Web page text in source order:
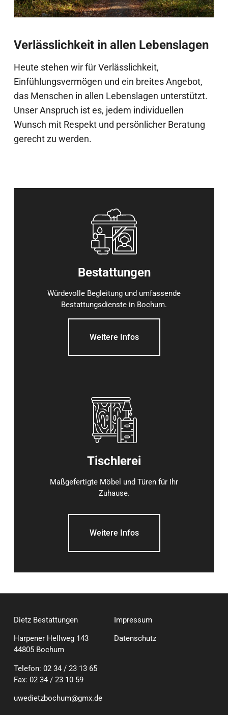
Verlässlichkeit in allen Lebenslagen
Heute stehen wir für Verlässlichkeit,
Einfühlungsvermögen und ein breites Angebot,
das Menschen in allen Lebenslagen unterstützt.
Unser Anspruch ist es, jedem individuellen
Wunsch mit Respekt und persönlicher Beratung
gerecht zu werden.
Bestattungen
Würdevolle Begleitung und umfassende
Bestattungsdienste in Bochum.
Weitere Infos
Tischlerei
Maßgefertigte Möbel und Türen für Ihr
Zuhause.
Weitere Infos
Dietz Bestattungen
Harpener Hellweg 143
44805 Bochum
Telefon: 02 34 / 23 13 65
Fax: 02 34 / 23 10 59
uwedietzbochum@gmx.de
Impressum
Datenschutz